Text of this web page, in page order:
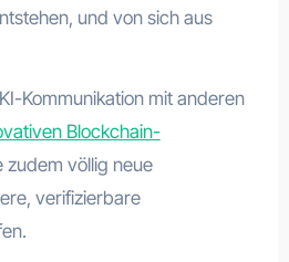
und von sich aus
Kommunikation mit anderen
Blockchain-
völlig neue
verifizierbare